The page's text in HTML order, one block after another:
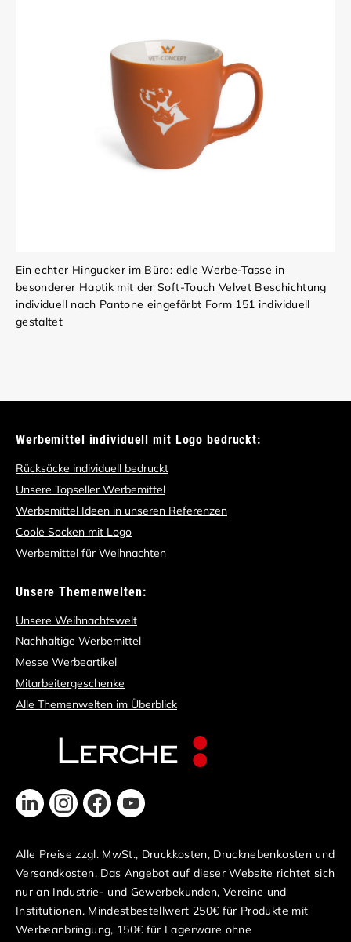
Ein echter Hingucker im Büro: edle Werbe-Tasse in
besonderer Haptik mit der Soft-Touch Velvet Beschichtung
individuell nach Pantone eingefärbt Form 151 individuell
gestaltet
Werbemittel individuell mit Logo bedruckt:
Rücksäcke individuell bedruckt
Unsere Topseller Werbemittel
Werbemittel Ideen in unseren Referenzen
Coole Socken mit Logo
Werbemittel für Weihnachten
Unsere Themenwelten:
Unsere Weihnachtswelt
Nachhaltige Werbemittel
Messe Werbeartikel
Mitarbeitergeschenke
Alle Themenwelten im Überblick
Alle Preise zzgl. MwSt., Druckkosten, Drucknebenkosten und
Versandkosten. Das Angebot auf dieser Website richtet sich
nur an Industrie- und Gewerbekunden, Vereine und
Institutionen. Mindestbestellwert 250€ für Produkte mit
Werbeanbringung, 150€ für Lagerware ohne